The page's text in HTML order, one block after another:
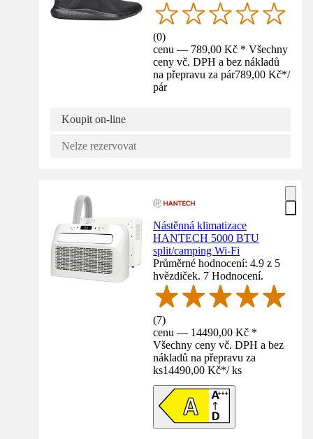
(0)
cenu — 789,00 Kč * Všechny
ceny vč. DPH a bez nákladů
na přepravu za pár789,00 Kč*/
pár
Koupit on-line
Nelze rezervovat
Nástěnná klimatizace
HANTECH 5000 BTU
split/camping Wi-Fi
Průměrné hodnocení: 4.9 z 5
hvězdiček. 7 Hodnocení.
(7)
cenu — 14490,00 Kč *
Všechny ceny vč. DPH a bez
nákladů na přepravu za
ks14490,00 Kč*/ ks